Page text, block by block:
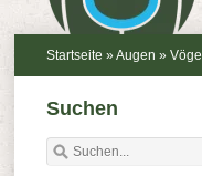
Startseite » Augen »
Suchen